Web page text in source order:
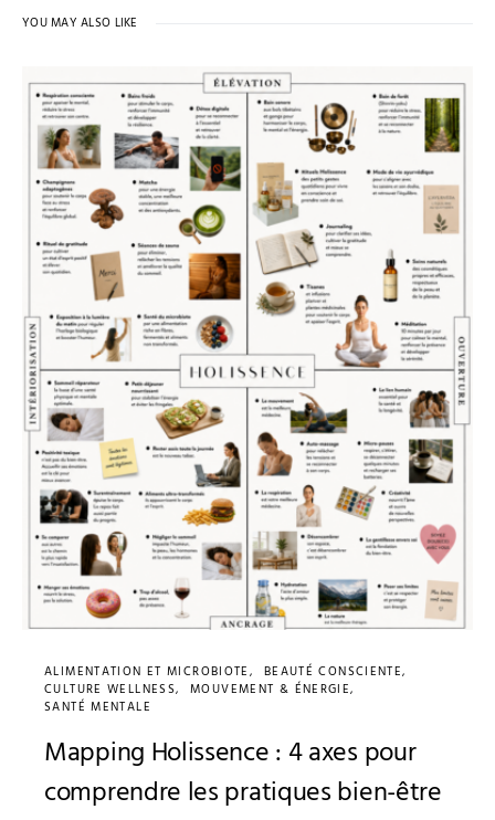
YOU MAY ALSO LIKE
ALIMENTATION ET MICROBIOTE
BEAUTÉ CONSCIENTE
CULTURE WELLNESS
MOUVEMENT & ÉNERGIE
SANTÉ MENTALE
Mapping Holissence : 4 axes pour
comprendre les pratiques bien-être